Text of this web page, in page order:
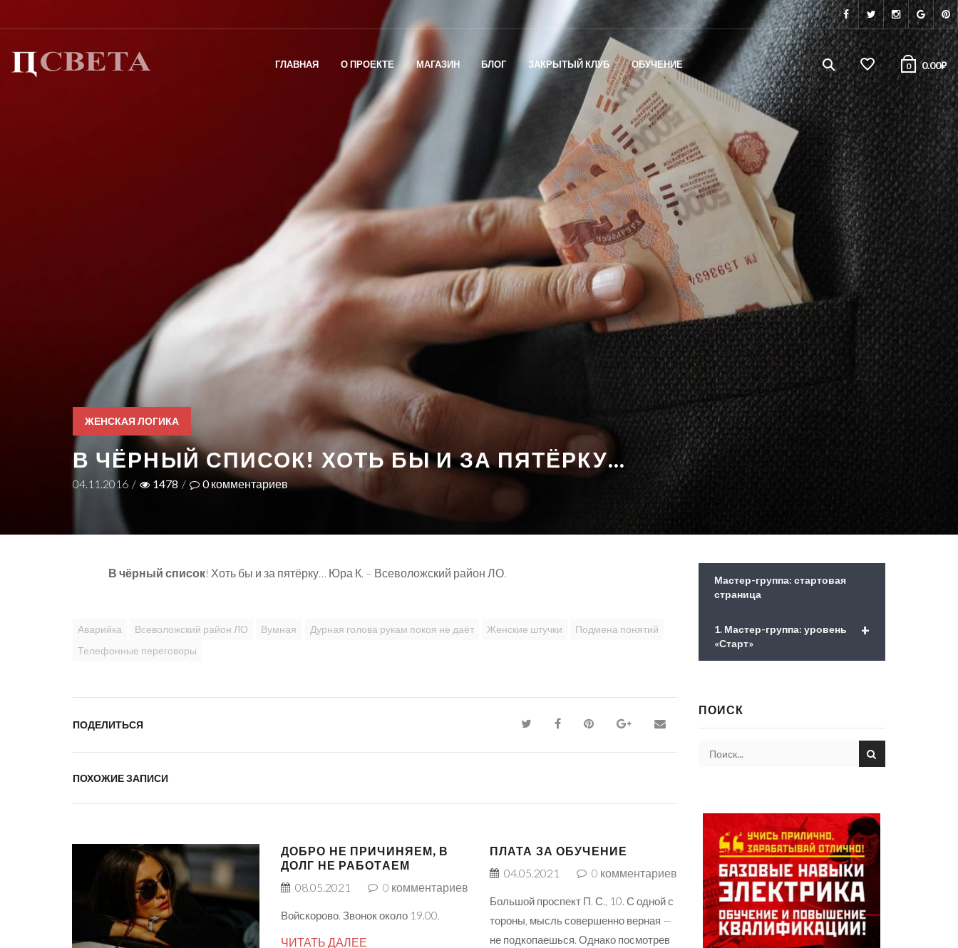
ГЛАВНАЯ О ПРОЕКТЕ МАГАЗИН БЛОГ ЗАКРЫТЫЙ КЛУБ ОБУЧЕНИЕ 0 0.00₽
ЖЕНСКАЯ ЛОГИКА
В ЧЁРНЫЙ СПИСОК! ХОТЬ БЫ И ЗА ПЯТЁРКУ…
04.11.2016 / 1478 / 0 комментариев
В чёрный список! Хоть бы и за пятёрку… Юра К. – Всеволожский район ЛО.
Аварийка Всеволожский район ЛО Вумная Дурная голова рукам покоя не даёт Женские штучки
Подмена понятий
Телефонные переговоры
ПОДЕЛИТЬСЯ
ПОХОЖИЕ ЗАПИСИ
ДОБРО НЕ ПРИЧИНЯЕМ, В
ДОЛГ НЕ РАБОТАЕМ
08.05.2021
0 комментариев
Войскорово. Звонок около 19.00.
ЧИТАТЬ ДАЛЕЕ
ПЛАТА ЗА ОБУЧЕНИЕ
04.05.2021
0 комментариев
Большой проспект П. С., 10. С одной с
тороны, мысль совершенно верная —
не подкопаешься. Однако посмотрев
Мастер-группа: стартовая
страница
+
1. Мастер-группа: уровень
«Старт»
ПОИСК